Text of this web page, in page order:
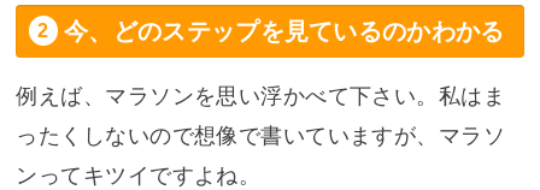
今、どのステップを見ているのかわかる
例えば、マラソンを思い浮かべて下さい。私はま
ったくしないので想像で書いていますが、マラソ
ンってキツイですよね。